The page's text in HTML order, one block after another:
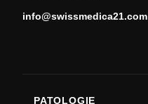
info@swissmedica21.com
PATOLOGIE